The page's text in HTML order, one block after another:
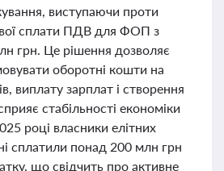
виступаючи проти
сплати ПДВ для ФОП з
грн. Це рішення дозволяє
оборотні кошти на
виплату зарплат і створення
стабільності економіки
році власники елітних
сплатили понад 200 млн грн
що свідчить про активне